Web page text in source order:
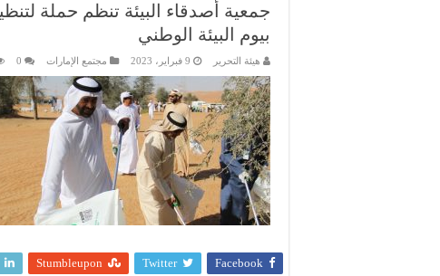
جمعية أصدقاء البيئة تنظم حملة
بيوم البيئة الوطني
هيئة التحرير 9 فبراير، 2023 مجتمع الإمارات 0
Facebook
Twitter
Stumbleupon